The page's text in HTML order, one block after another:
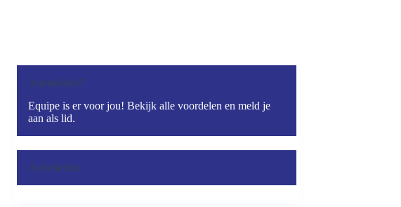
Aanmelden?
Equipe is er voor jou! Bekijk alle voordelen en meld je
aan als lid.
Activiteiten